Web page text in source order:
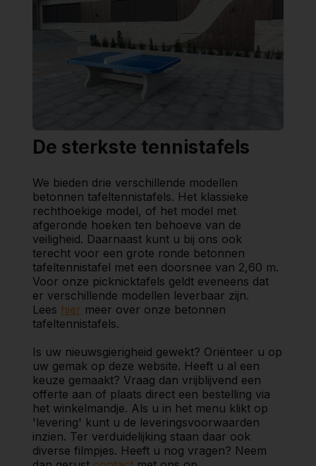
De sterkste tennistafels
We bieden drie verschillende modellen
betonnen tafeltennistafels. Het klassieke
rechthoekige model, of het model met
afgeronde hoeken ten behoeve van de
veiligheid. Daarnaast kunt u bij ons ook
terecht voor een grote ronde betonnen
tafeltennistafel met een doorsnee van 2,60 m.
Voor onze picknicktafels geldt eveneens dat
er verschillende modellen leverbaar zijn.
Lees hier meer over onze betonnen
tafeltennistafels.
Is uw nieuwsgierigheid gewekt? Oriënteer u op
uw gemak op deze website. Heeft u al een
keuze gemaakt? Vraag dan vrijblijvend een
offerte aan of plaats direct een bestelling via
het winkelmandje. Als u in het menu klikt op
'levering' kunt u de leveringsvoorwaarden
inzien. Ter verduidelijking staan daar ook
diverse filmpjes. Heeft u nog vragen? Neem